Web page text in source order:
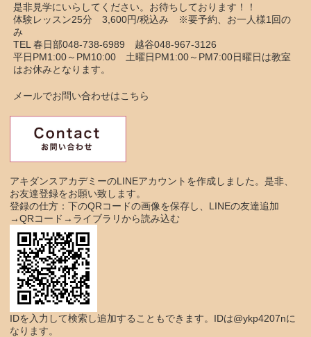
是非見学にいらしてください。お待ちしております！！
体験レッスン25分 3,600円/税込み ※要予約、お一人様1回の
み
TEL 春日部048-738-6989 越谷048-967-3126
平日PM1:00～PM10:00 土曜日PM1:00～PM7:00日曜日は教室
はお休みとなります。
メールでお問い合わせはこちら
アキダンスアカデミーのLINEアカウントを作成しました。是非、
お友達登録をお願い致します。
登録の仕方：下のQRコードの画像を保存し、LINEの友達追加
→QRコード→ライブラリから読み込む
IDを入力して検索し追加することもできます。IDは@ykp4207nに
なります。